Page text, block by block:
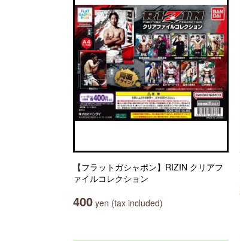
【フラットガシャポン】RIZIN クリアフ
ァイルコレクション
400 yen (tax included)